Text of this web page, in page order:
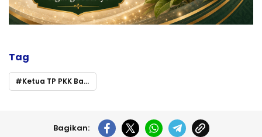
Tag
Ketua TP PKK Barito Utara Dampingi Kunjungan Kerja Ketua Umum TP PKK Pusat di Kalimantan Tengah
Bagikan: